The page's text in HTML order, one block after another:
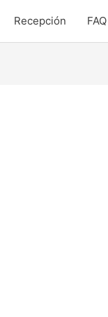
Recepción FAQ